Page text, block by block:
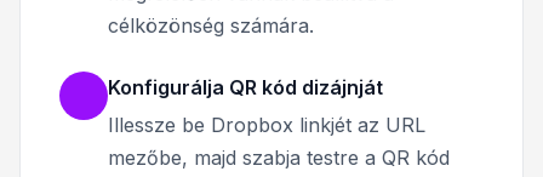
célközönség számára.
Konfigurálja QR kód dizájnját
Illessze be Dropbox linkjét az URL
mezőbe, majd szabja testre a QR kód